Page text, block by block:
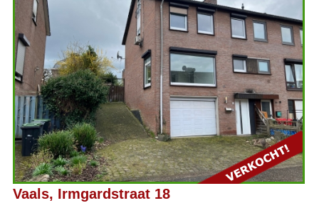
Vaals, Irmgardstraat 18